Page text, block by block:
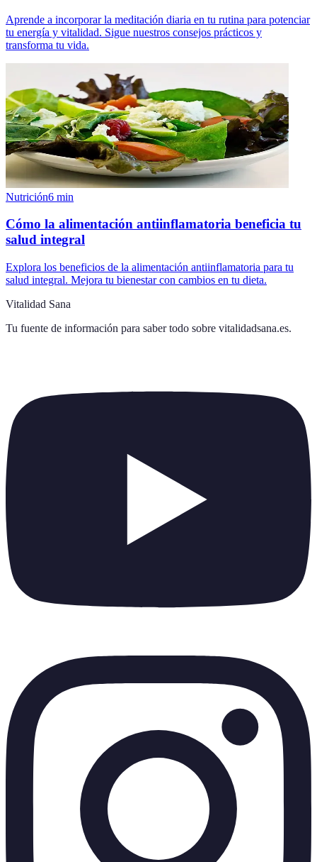
Aprende a incorporar la meditación diaria en tu rutina para potenciar
tu energía y vitalidad. Sigue nuestros consejos prácticos y
transforma tu vida.
Nutrición6 min
Cómo la alimentación antiinflamatoria beneficia tu
salud integral
Explora los beneficios de la alimentación antiinflamatoria para tu
salud integral. Mejora tu bienestar con cambios en tu dieta.
Vitalidad Sana
Tu fuente de información para saber todo sobre vitalidadsana.es.